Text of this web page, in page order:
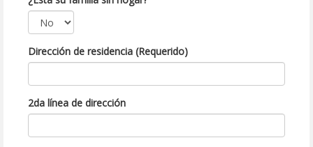
Dirección de residencia (Requerido)
2da línea de dirección